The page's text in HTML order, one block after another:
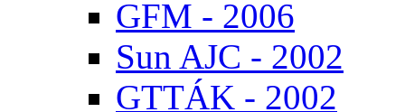
GFM - 2006
Sun AJC - 2002
GT­TÁK - 2002